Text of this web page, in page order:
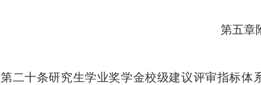
第五章
第二十条研究生学业奖学金校级建议评审指标体